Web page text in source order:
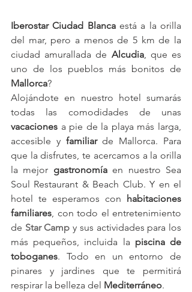
Iberostar Ciudad Blanca está a la orilla
del mar, pero a menos de 5 km de la
ciudad amurallada de Alcudia, que es
Mallorca?
Alojándote en nuestro hotel sumarás
vacaciones a pie de la playa más larga,
accesible y familiar de Mallorca. Para
que la disfrutes, te acercamos a la orilla
la mejor gastronomía en nuestro Sea
Soul Restaurant & Beach Club. Y en el
hotel te esperamos con
habitaciones
familiares, con todo el entretenimiento
de Star Camp y sus actividades para los
más pequeños, incluida la piscina de
toboganes. Todo en un entorno de
pinares y jardines que te permitirá
respirar la belleza del Mediterráneo.